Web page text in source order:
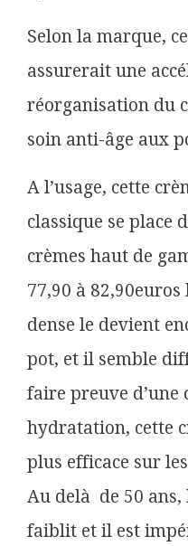
Selon la marque,
assurerait une
réorganisation du
soin anti-âge aux
A l’usage, cette
classique se place
crèmes haut de
77,90 à
dense le devient
pot, et il semble
faire preuve d’une
hydratation, cette
plus efficace sur
Au delà de 50
faiblit et il est